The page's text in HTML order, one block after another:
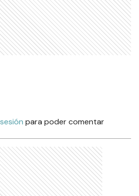
para poder comentar